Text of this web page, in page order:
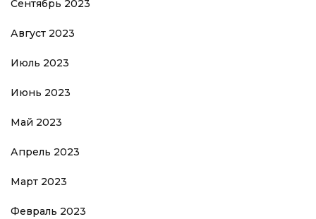
Сентябрь 2023
Август 2023
Июль 2023
Июнь 2023
Май 2023
Апрель 2023
Март 2023
Февраль 2023